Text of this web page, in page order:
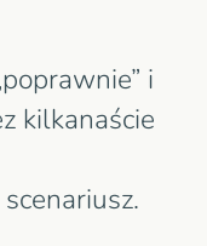
i
kilkanaście